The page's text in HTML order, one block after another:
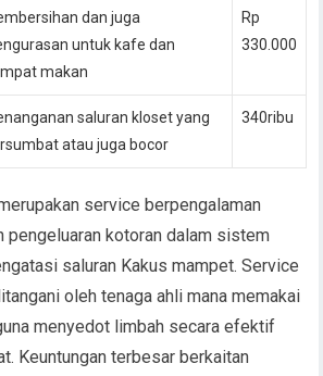
dan juga
untuk kafe dan
makan
Rp
330.000
saluran kloset yang
atau juga bocor
340ribu
service berpengalaman
pengeluaran kotoran dalam sistem
saluran Kakus mampet. Service
oleh tenaga ahli mana memakai
menyedot limbah secara efektif
Keuntungan terbesar berkaitan